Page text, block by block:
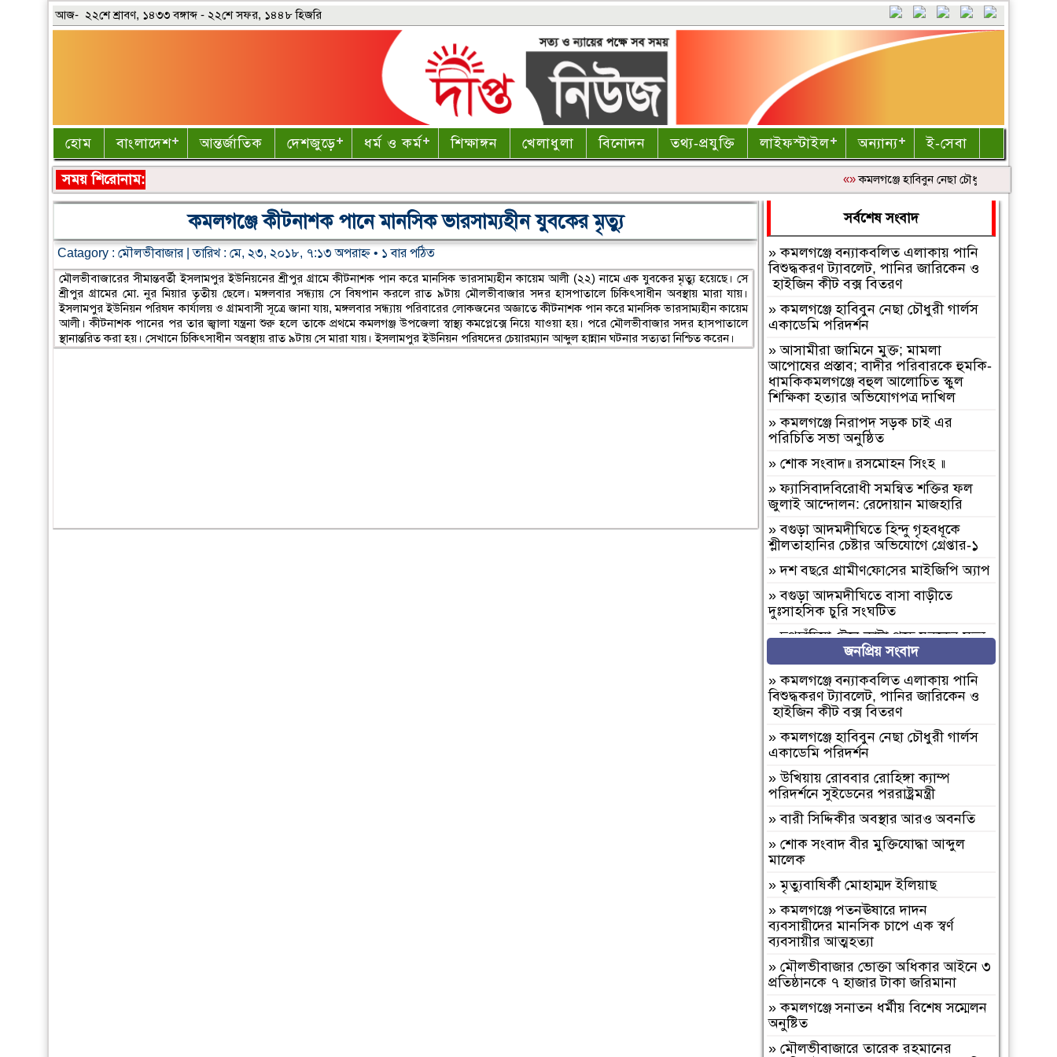
আজ- ২২শে শ্রাবণ, ১৪৩৩ বঙ্গাব্দ - ২২শে সফর, ১৪৪৮ হিজরি
হোম বাংলাদেশ আন্তর্জাতিক দেশজুড়ে ধর্ম ও কর্ম শিক্ষাঙ্গন খেলাধুলা বিনোদন তথ্য-প্রযুক্তি লাইফস্টাইল অন্যান্য ই-সেবা
সময় শিরোনাম: «»কমলগঞ্জে হাবিবুন নেছা চৌধুরী গার্লস একাডেমি
কমলগঞ্জে কীটনাশক পানে মানসিক ভারসাম্যহীন যুবকের মৃত্যু
Catagory :মৌলভীবাজার| তারিখ : মে, ২৩, ২০১৮, ৭:১৩ অপরাহ্ণ • ১ বার পঠিত
মৌলভীবাজারের সীমান্তবর্তী ইসলামপুর ইউনিয়নের শ্রীপুর গ্রামে কীটনাশক পান করে মানসিক ভারসাম্যহীন কায়েম আলী (২২) নামে এক যুবকের মৃত্যু হয়েছে। সে
শ্রীপুর গ্রামের মো. নুর মিয়ার তৃতীয় ছেলে। মঙ্গলবার সন্ধ্যায় সে বিষপান করলে রাত ৯টায় মৌলভীবাজার সদর হাসপাতালে চিকিৎসাধীন অবস্থায় মারা যায়।
ইসলামপুর ইউনিয়ন পরিষদ কার্যালয় ও গ্রামবাসী সূত্রে জানা যায়, মঙ্গলবার সন্ধ্যায় পরিবারের লোকজনের অজ্ঞাতে কীটনাশক পান করে মানসিক ভারসাম্যহীন কায়েম
আলী। কীটনাশক পানের পর তার জ্বালা যন্ত্রনা শুরু হলে তাকে প্রথমে কমলগঞ্জ উপজেলা স্বাস্থ্য কমপ্লেক্সে নিয়ে যাওয়া হয়। পরে মৌলভীবাজার সদর হাসপাতালে
স্থানান্তরিত করা হয়। সেখানে চিকিৎসাধীন অবস্থায় রাত ৯টায় সে মারা যায়। ইসলামপুর ইউনিয়ন পরিষদের চেয়ারম্যান আব্দুল হান্নান ঘটনার সত্যতা নিশ্চিত করেন।
সর্বশেষ সংবাদ
»কমলগঞ্জে বন্যাকবলিত এলাকায় পানি
বিশুদ্ধকরণ ট্যাবলেট, পানির জারিকেন ও
হাইজিন কীট বক্স বিতরণ
»কমলগঞ্জে হাবিবুন নেছা চৌধুরী গার্লস
একাডেমি পরিদর্শন
»আসামীরা জামিনে মুক্ত; মামলা
আপোষের প্রস্তাব; বাদীর পরিবারকে হুমকি-
ধামকিকমলগঞ্জে বহুল আলোচিত স্কুল
শিক্ষিকা হত্যার অভিযোগপত্র দাখিল
»কমলগঞ্জে নিরাপদ সড়ক চাই এর
পরিচিতি সভা অনুষ্ঠিত
»শোক সংবাদ॥ রসমোহন সিংহ ॥
»ফ্যাসিবাদবিরোধী সমন্বিত শক্তির ফল
জুলাই আন্দোলন: রেদোয়ান মাজহারি
»বগুড়া আদমদীঘিতে হিন্দু গৃহবধূকে
শ্লীলতাহানির চেষ্টার অভিযোগে গ্রেপ্তার-১
»দশ বছ‌রে গ্রামীণ‌ফো‌সের মাইজিপি অ্যাপ
»বগুড়া আদমদীঘিতে বাসা বাড়ীতে
দুঃসাহসিক চুরি সংঘটিত
»দুপচাঁচিয়া ট্রেনে কাটা পড়ে যুবকের মৃত্যু
»চারপাশে সবকিছু আগের মতোই আছে,
শুধু তোমরাই নেই”—উলুয়াইল মাদ্রাসায়
আলিম পরীক্ষার্থী ২০২৬ এর অশ্রুসিক্ত
বিদায়।
»সিলেট রেঞ্জের শ্রেষ্ঠ অফিসার ইনচার্জ
নির্বাচিত হলেন মৌলভীবাজার মডেল
»বাংলাদেশ হরিজন ঐক্য পরিষদের ৭
দফা দাবি বাস্তবায়নের দাবীতে মানবন্ধন ও
স্বারকলিপি প্রদান
»নওগাঁ মান্দায় শিক্ষার্থীদের বিক্ষোভে
অবরুদ্ধ প্রধান শিক্ষক, মোটরসাইকেলে
আগুন
»হযরত শাহ আজম (রহ.) দরগাহ্
ফাউন্ডেশনের উদ্যোগে ৫ম ধাপে সফাত
আলী সিনিয়র ফাজিল ডিগ্রি মাদ্রাসায়
বৃক্ষরোপণ কর্মসূচি সম্পন্ন
»নওগাঁ পত্নীতলা ব্যাটালিয়নের অভিযানে,
কষ্টি পাথরের বিষ্ণু মূর্তি উদ্ধার
»চট্টগ্রাম নাগরিক ফোরামের
প্রতিষ্ঠাবার্ষিকীতে ব‍্যারিস্টার মনোয়ার-
চট্টগ্রামের পরিকল্পিত উন্নয়নে নাগরিক
জনপ্রিয় সংবাদ
»কমলগঞ্জে বন্যাকবলিত এলাকায় পানি
বিশুদ্ধকরণ ট্যাবলেট, পানির জারিকেন ও
হাইজিন কীট বক্স বিতরণ
»কমলগঞ্জে হাবিবুন নেছা চৌধুরী গার্লস
একাডেমি পরিদর্শন
»উখিয়ায় রোববার রোহিঙ্গা ক্যাম্প
পরিদর্শনে সুইডেনের পররাষ্ট্রমন্ত্রী
»বারী সিদ্দিকীর অবস্থার আরও অবনতি
»শোক সংবাদ বীর মুক্তিযোদ্ধা আব্দুল
মালেক
»মৃত্যুবাষির্কী মোহাম্মদ ইলিয়াছ
»কমলগঞ্জে পতনঊষারে দাদন
ব্যবসায়ীদের মানসিক চাপে এক স্বর্ণ
ব্যবসায়ীর আত্মহত্যা
»মৌলভীবাজার ভোক্তা অধিকার আইনে ৩
প্রতিষ্ঠানকে ৭ হাজার টাকা জরিমানা
»কমলগঞ্জে সনাতন ধর্মীয় বিশেষ সম্মেলন
অনুষ্টিত
»মৌলভীবাজারে তারেক রহমানের